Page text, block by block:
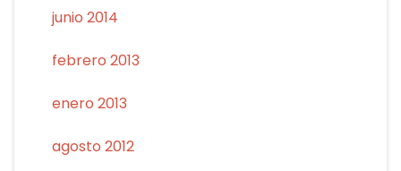
junio 2014
febrero 2013
enero 2013
agosto 2012